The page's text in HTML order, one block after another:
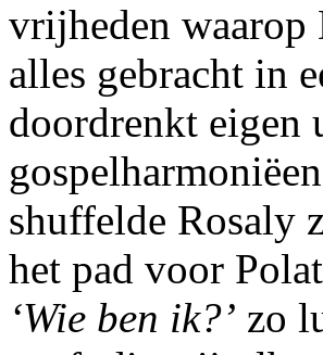
vrijheden waarop
alles gebracht in
doordrenkt eigen
shuffelde Rosaly
het pad voor
‘Wie ben ik?’ zo